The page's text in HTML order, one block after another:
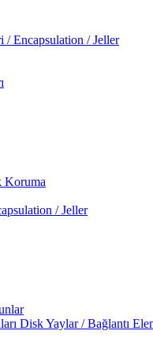
/ Encapsulation / Jeller
Koruma
/ Jeller
Disk Yaylar / Bağlantı